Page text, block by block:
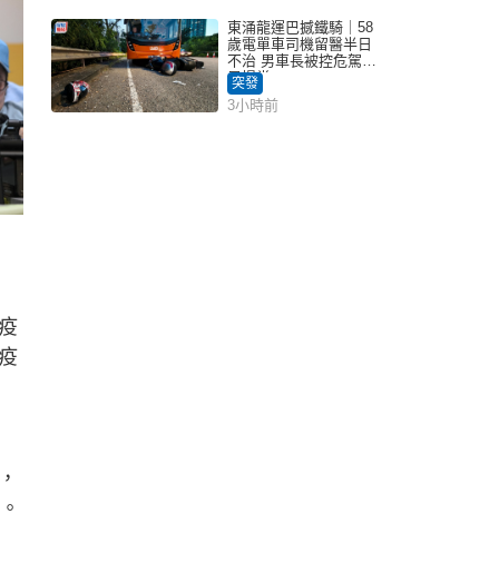
東涌龍運巴撼鐵騎｜58
歲電單車司機留醫半日
不治 男車長被控危駕今
早提堂
突發
3小時前